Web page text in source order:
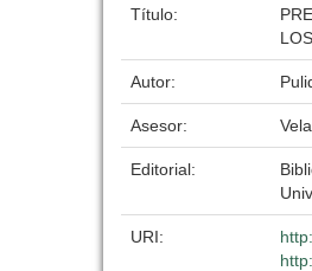
Título:
Autor:
Asesor:
Editorial:
URI: